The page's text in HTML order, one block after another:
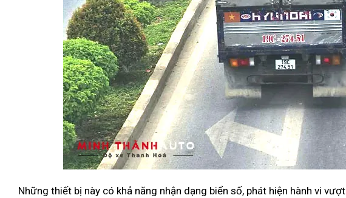
Những thiết bị này có khả năng nhận dạng biển số, phát hiện hành vi